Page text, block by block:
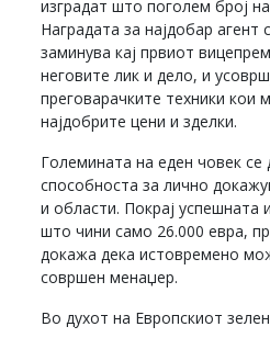
изградат што поголем број
Наградата за најдобар агент
заминува кај првиот
неговите лик и дело, и
преговарачките техники кои
најдобрите цени и зделки.
Големината на еден човек се
способноста за лично
и области. Покрај успешната
што чини само 26.000 евра,
докажа дека истовремено
совршен менаџер.
Во духот на Европскиот